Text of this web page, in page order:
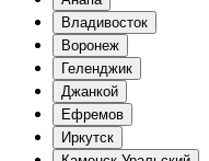
Владивосток
Воронеж
Геленджик
Джанкой
Ефремов
Иркутск